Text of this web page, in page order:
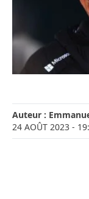
Auteur :
24 AOÛT 2023 -